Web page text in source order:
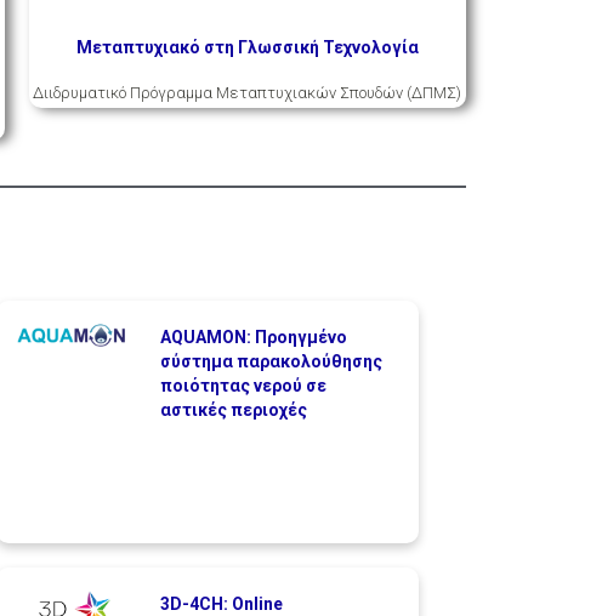
Μεταπτυχιακό στη Γλωσσική Τεχνολογία
Διιδρυματικό Πρόγραμμα Μεταπτυχιακών Σπουδών (ΔΠΜΣ)
AQUAMON: Προηγμένο
σύστημα παρακολούθησης
ποιότητας νερού σε
αστικές περιοχές
3D-4CH: Online